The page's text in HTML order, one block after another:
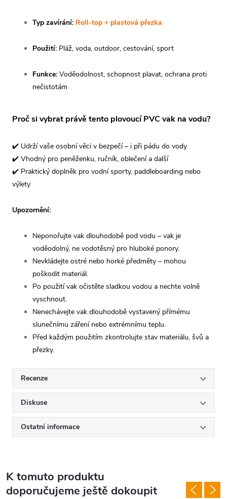
Typ zavírání: Roll-top + plastová přezka
Použití: Pláž, voda, outdoor, cestování, sport
Funkce: Voděodolnost, schopnost plavat, ochrana proti
nečistotám
Proč si vybrat právě tento plovoucí PVC vak na vodu?
✔️ Udrží vaše osobní věci v bezpečí – i při pádu do vody
✔️ Vhodný pro peněženku, ručník, oblečení a další
✔️ Praktický doplněk pro vodní sporty, paddleboarding nebo
výlety
Upozornění:
Neponořujte vak dlouhodobě pod vodu – vak je
voděodolný, ne vodotěsný pro hluboké ponory.
Nevkládejte ostré nebo horké předměty – mohou
poškodit materiál.
Po použití vak očistěte sladkou vodou a nechte volně
vyschnout.
Nenechávejte vak dlouhodobě vystavený přímému
slunečnímu záření nebo extrémnímu teplu.
Před každým použitím zkontrolujte stav materiálu, švů a
přezky.
Recenze
Diskuse
Ostatní informace
K tomuto produktu
doporučujeme ještě dokoupit